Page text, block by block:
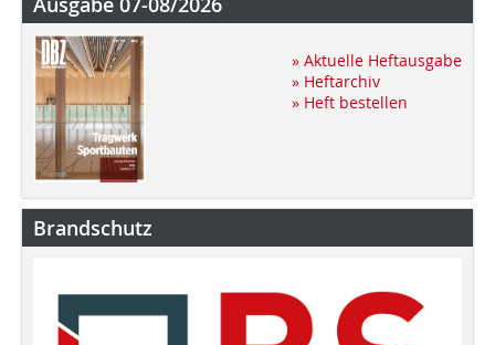
» Aktuelle Heftausgabe
» Heftarchiv
» Heft bestellen
Brandschutz